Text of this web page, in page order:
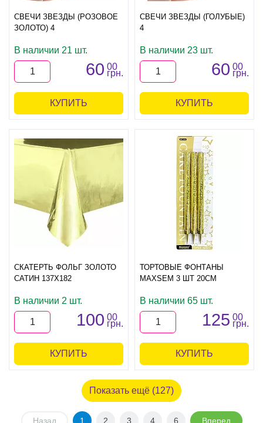
СВЕЧИ ЗВЕЗДЫ (РОЗОВОЕ
ЗОЛОТО) 4
В наличии 21 шт.
60 00
грн.
КУПИТЬ
СВЕЧИ ЗВЕЗДЫ (ГОЛУБЫЕ)
4
В наличии 23 шт.
60 00
грн.
КУПИТЬ
СКАТЕРТЬ ФОЛЬГ ЗОЛОТО
САТИН 137Х182
В наличии 2 шт.
100 00
грн.
КУПИТЬ
ТОРТОВЫЕ ФОНТАНЫ
MAXSEM 3 ШТ 20СМ
В наличии 65 шт.
125 00
грн.
КУПИТЬ
Показать ещё (127)
Назад 1 2 3 4 6 Вперед